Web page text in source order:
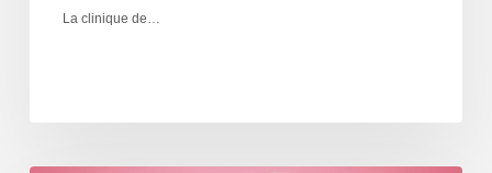
La clinique de…